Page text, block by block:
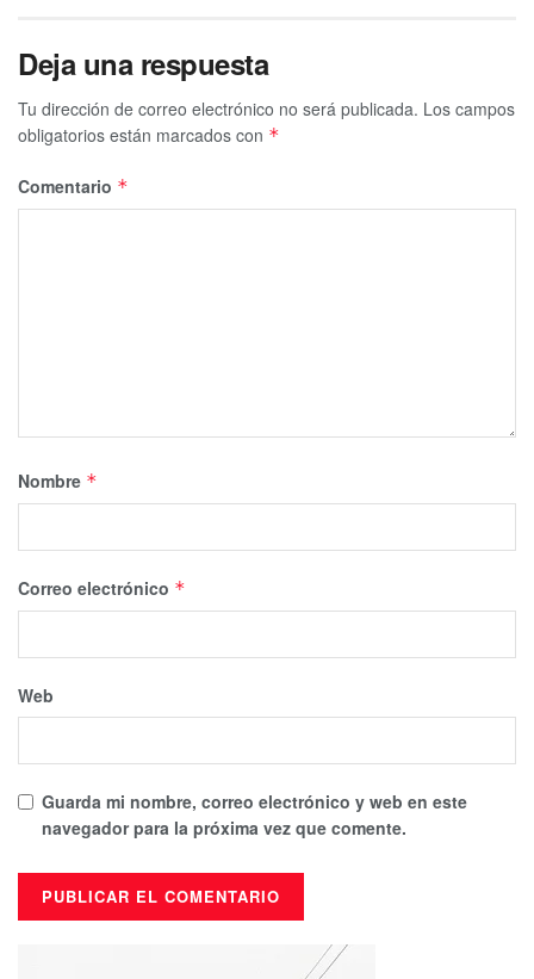
Deja una respuesta
Tu dirección de correo electrónico no será publicada. Los campos
obligatorios están marcados con *
Comentario *
Nombre *
Correo electrónico *
Web
Guarda mi nombre, correo electrónico y web en este
navegador para la próxima vez que comente.